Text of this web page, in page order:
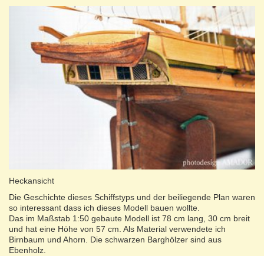
Heckansicht
Die Geschichte dieses Schiffstyps und der beiliegende Plan waren
so interessant dass ich dieses Modell bauen wollte.
Das im Maßstab 1:50 gebaute Modell ist 78 cm lang, 30 cm breit
und hat eine Höhe von 57 cm. Als Material verwendete ich
Birnbaum und Ahorn. Die schwarzen Barghölzer sind aus
Ebenholz.